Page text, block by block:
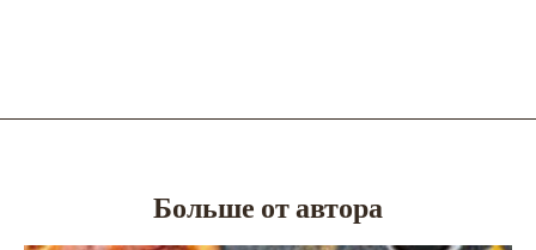
Больше от автора